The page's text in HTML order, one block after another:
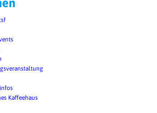
Kaffeehaus